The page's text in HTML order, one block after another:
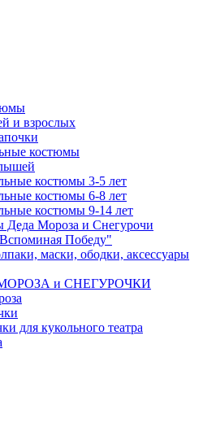
и взрослых
костюмы
костюмы 3-5 лет
костюмы 6-8 лет
костюмы 9-14 лет
Деда Мороза и Снегурочи
Победу"
маски, ободки, аксессуары
и СНЕГУРОЧКИ
для кукольного театра